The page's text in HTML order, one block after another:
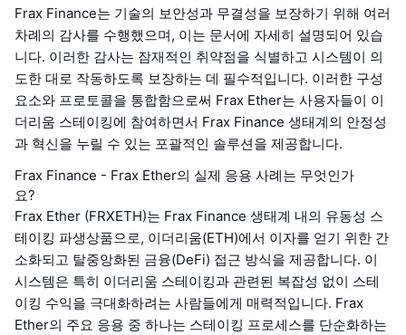
Frax Finance는 기술의 보안성과 무결성을 보장하기 위해 여러
차례의 감사를 수행했으며, 이는 문서에 자세히 설명되어 있습
니다. 이러한 감사는 잠재적인 취약점을 식별하고 시스템이 의
도한 대로 작동하도록 보장하는 데 필수적입니다. 이러한 구성
요소와 프로토콜을 통합함으로써 Frax Ether는 사용자들이 이
더리움 스테이킹에 참여하면서 Frax Finance 생태계의 안정성
과 혁신을 누릴 수 있는 포괄적인 솔루션을 제공합니다.
Frax Finance - Frax Ether의 실제 응용 사례는 무엇인가
요?
Frax Ether (FRXETH)는 Frax Finance 생태계 내의 유동성 스
테이킹 파생상품으로, 이더리움(ETH)에서 이자를 얻기 위한 간
소화되고 탈중앙화된 금융(DeFi) 접근 방식을 제공합니다. 이
시스템은 특히 이더리움 스테이킹과 관련된 복잡성 없이 스테
이킹 수익을 극대화하려는 사람들에게 매력적입니다. Frax
Ether의 주요 응용 중 하나는 스테이킹 프로세스를 단순화하는